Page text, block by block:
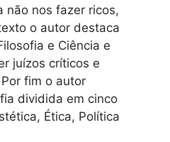
não nos fazer ricos,
o autor destaca
e Ciência e
juízos críticos e
fim o autor
dividida em cinco
Ética, Política